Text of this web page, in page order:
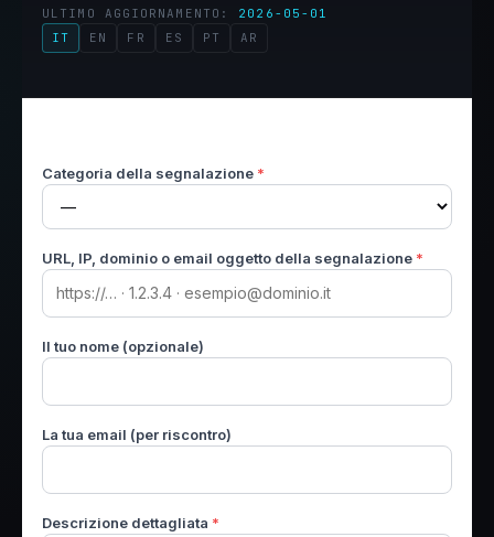
ULTIMO AGGIORNAMENTO: 2026-05-01
IT
EN FR ES PT AR
Categoria della segnalazione *
URL, IP, dominio o email oggetto della segnalazione *
Il tuo nome (opzionale)
La tua email (per riscontro)
Descrizione dettagliata *